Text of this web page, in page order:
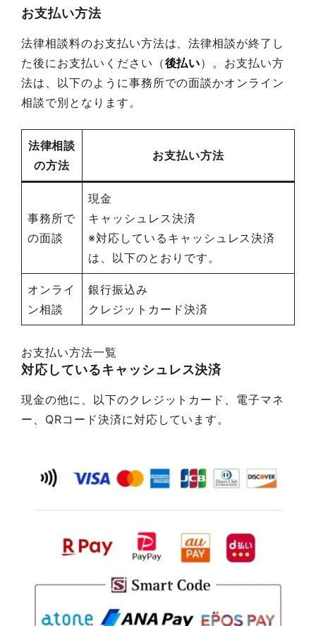
お支払い方法
法律相談料のお支払い方法は、法律相談が終了し
た後にお支払いください（後払い）。お支払い方
法は、以下のように事務所での面談かオンライン
相談で別となります。
法律相談
の方法
お支払い方法
事務所で
の面談
現金
キャッシュレス決済
※対応しているキャッシュレス決済
は、以下のとおりです。
オンライ
ン相談
銀行振込み
クレジットカード決済
お支払い方法一覧
対応しているキャッシュレス決済
現金の他に、以下のクレジットカード、電子マネ
ー、QRコード決済に対応しています。